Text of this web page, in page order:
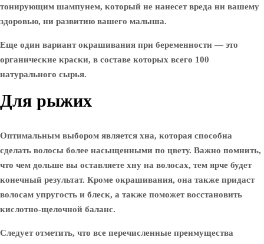
тонирующим шампунем, который не нанесет вреда ни вашему
здоровью, ни развитию вашего малыша.
Еще один вариант окрашивания при беременности — это
органические краски, в составе которых всего 100
натурального сырья.
Для рыжих
Оптимальным выбором является хна, которая способна
сделать волосы более насыщенными по цвету. Важно помнить,
что чем дольше вы оставляете хну на волосах, тем ярче будет
конечный результат. Кроме окрашивания, она также придаст
волосам упругость и блеск, а также поможет восстановить
кислотно-щелочной баланс.
Следует отметить, что все перечисленные преимущества